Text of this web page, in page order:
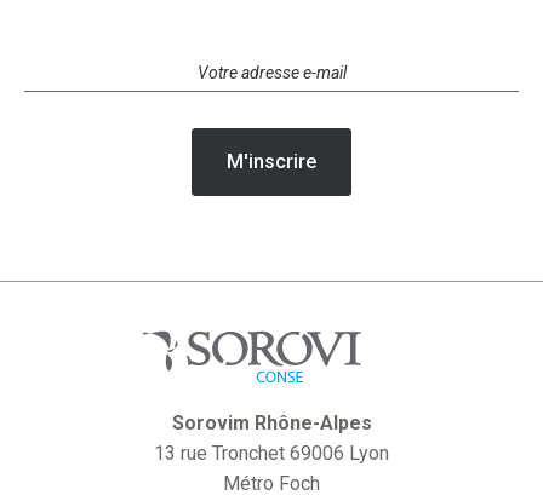
Sorovim Rhône-Alpes
13 rue Tronchet 69006 Lyon
Métro Foch